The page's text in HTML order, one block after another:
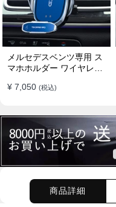
メルセデスベンツ専用 ス
マホホルダー ワイヤレス
付きロゴ
¥ 7,050 (税込)
商品詳細